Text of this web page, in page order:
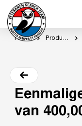
Home Productcategorie
van